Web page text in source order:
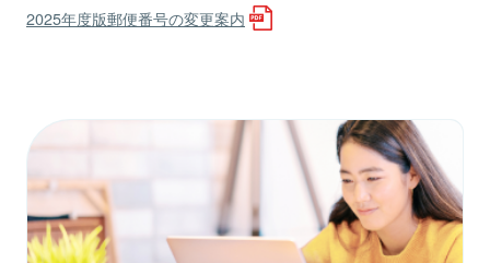
2025年度版郵便番号の変更案内